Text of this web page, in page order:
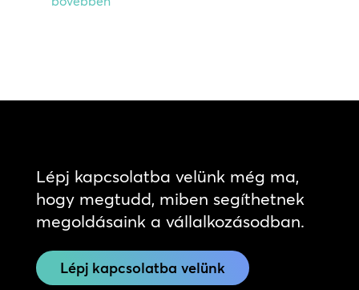
Lépj kapcsolatba velünk még ma,
hogy megtudd, miben segíthetnek
megoldásaink a vállalkozásodban.
Lépj kapcsolatba velünk